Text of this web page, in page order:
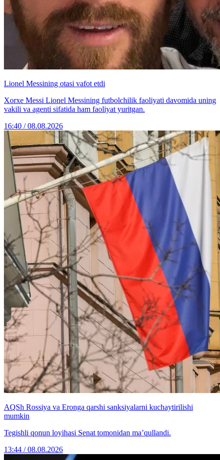
Lionel Messining otasi vafot etdi
Xorxe Messi Lionel Messining futbolchilik faoliyati davomida uning
vakili va agenti sifatida ham faoliyat yuritgan.
16:40 / 08.08.2026
AQSh Rossiya va Eronga qarshi sanksiyalarni kuchaytirilishi
mumkin
Tegishli qonun loyihasi Senat tomonidan ma’qullandi.
13:44 / 08.08.2026